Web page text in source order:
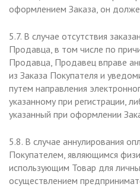
оформлением Заказа, он
5.7. В случае отсутствия
Продавца, в том числе по
Продавца, Продавец вправе
из Заказа Покупателя и
путем направления
указанному при регистрации,
указанный при оформлении
5.8. В случае аннулирования
Покупателем, являющимся
использующим Товар для
осуществлением